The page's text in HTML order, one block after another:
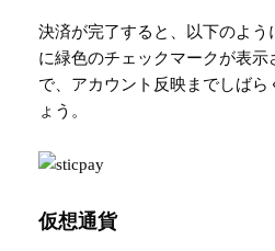
決済が完了すると、以下のよう
に緑色のチェックマークが表示
で、アカウント反映までしばら
ょう。
仮想通貨